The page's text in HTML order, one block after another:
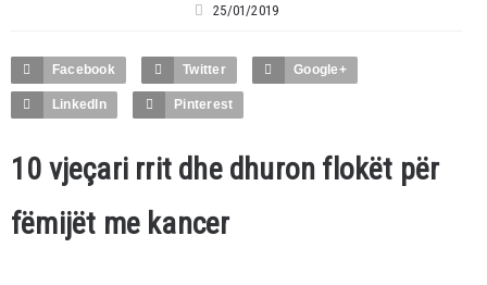
25/01/2019
Facebook Twitter Google+
LinkedIn Pinterest
10 vjeçari rrit dhe dhuron flokët për
fëmijët me kancer